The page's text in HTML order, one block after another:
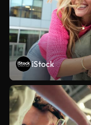
iStock